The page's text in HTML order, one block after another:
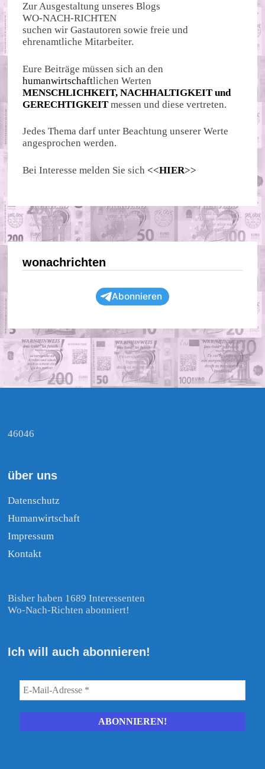
Zur Ausgestaltung unseres Blogs
WO-NACH-RICHTEN
suchen wir Gastautoren sowie freie und
ehrenamtliche Mitarbeiter.
Eure Beiträge müssen sich an den
humanwirtschaftlichen Werten
MENSCHLICHKEIT, NACHHALTIGKEIT und
GERECHTIGKEIT messen und diese vertreten.
Jedes Thema darf unter Beachtung unserer Werte
angesprochen werden.
Bei Interesse melden Sie sich <<HIER>>
wonachrichten
Abonnieren
46046
über uns
Datenschutz
Humanwirtschaft
Impressum
Kontakt
Bisher haben 1689 Interessenten
Wo-Nach-Richten abonniert!
Ich will auch abonnieren!